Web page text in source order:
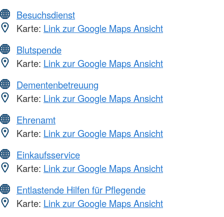
Besuchsdienst
Karte: Link zur Google Maps Ansicht
Blutspende
Karte: Link zur Google Maps Ansicht
Dementenbetreuung
Karte: Link zur Google Maps Ansicht
Ehrenamt
Karte: Link zur Google Maps Ansicht
Einkaufsservice
Karte: Link zur Google Maps Ansicht
Entlastende Hilfen für Pflegende
Karte: Link zur Google Maps Ansicht